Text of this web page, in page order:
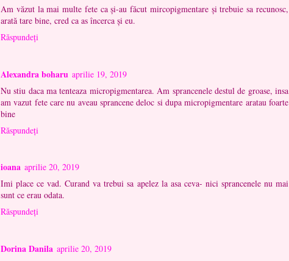
Am văzut la mai multe fete ca și-au făcut mircopigmentare și trebuie sa recunosc,
arată tare bine, cred ca as încerca și eu.
Răspundeți
Alexandra boharu aprilie 19, 2019
Nu stiu daca ma tenteaza micropigmentarea. Am sprancenele destul de groase, insa
am vazut fete care nu aveau sprancene deloc si dupa micropigmentare aratau foarte
bine
Răspundeți
ioana aprilie 20, 2019
Imi place ce vad. Curand va trebui sa apelez la asa ceva- nici sprancenele nu mai
sunt ce erau odata.
Răspundeți
Dorina Danila aprilie 20, 2019